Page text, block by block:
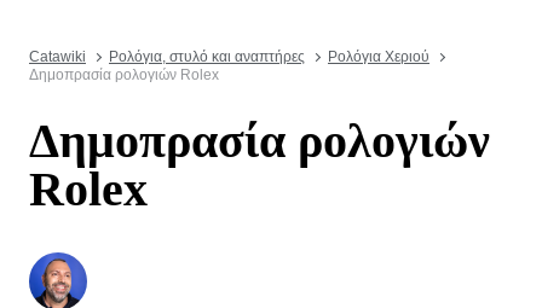
Catawiki Ρολόγια, στυλό και αναπτήρες
Ρολόγια Χεριού
Δημοπρασία ρολογιών Rolex
Δημοπρασία ρολογιών
Rolex